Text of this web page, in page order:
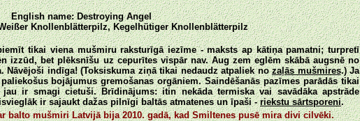
English name: Destroying Angel
Knollenblätterpilz, Kegelhütiger Knollenblätterpilz
tikai viena mušmiru raksturīgā iezīme - maksts ap kātiņa pamatni; turpretī
izzūd, bet plēksnīšu uz cepurītes vispār nav. Aug zem eglēm skābā augsnē no
indīga! (Toksiskuma ziņā tikai nedaudz atpaliek nozaļās mušmires.) Ja
bojājumus gremošanas orgāniem. Saindēšanās pazīmes parādās tikai
ir smagi cietuši. Brīdinājums: itin nekāda termiska vai savādāka apstrāde
ir sajaukt dažas pilnīgi baltās atmatenes un īpaši -riekstu sārtsporeni.
balto mušmiri Latvijā bija 2010. gadā, kad Smiltenes pusē mira divi cilvēki.